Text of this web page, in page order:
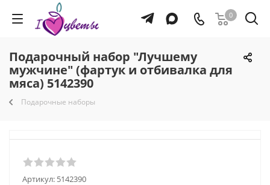
0
Подарочный набор "Лучшему
мужчине" (фартук и отбивалка для
мяса) 5142390
Подарочные наборы
Артикул: 5142390